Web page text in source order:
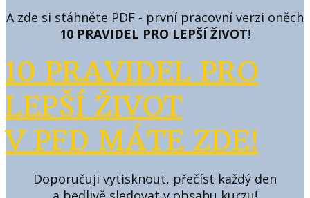
A zde si stáhněte PDF - první pracovní verzi oněch
10 PRAVIDEL PRO LEPŠÍ ŽIVOT!
10 PRAVIDEL PRO
LEPŠÍ ŽIVOT
V PFD MÁTE ZDE!
Doporučuji vytisknout, přečíst každý den